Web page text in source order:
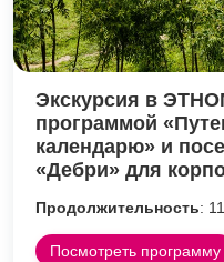
Экскурсия в
программой
календарю» и
«Дебри» для
Продолжительность:
Посмотреть программу